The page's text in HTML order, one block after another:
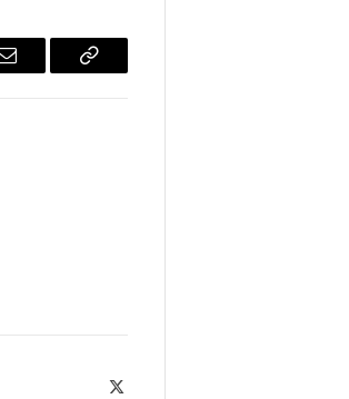
Email
Copy